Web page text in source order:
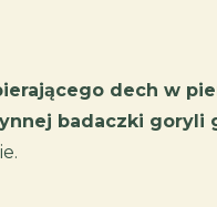
dech w
badaczki goryli